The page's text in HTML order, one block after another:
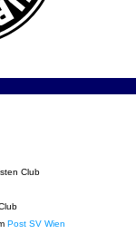
Club
Post SV Wien